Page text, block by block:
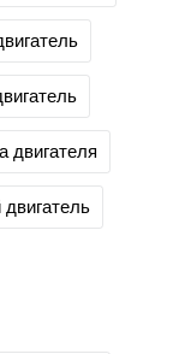
двигателя